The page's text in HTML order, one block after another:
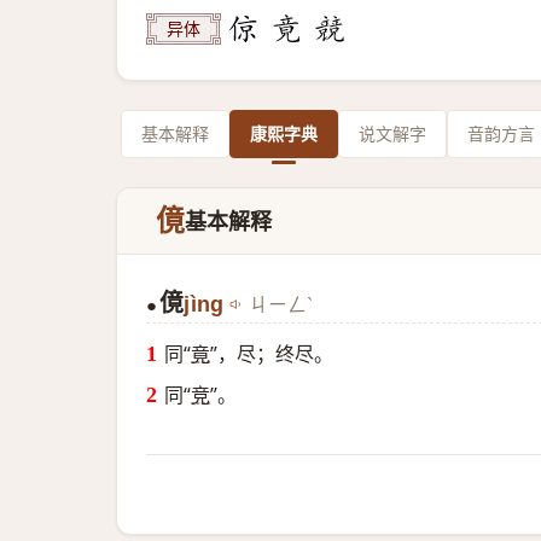
异体
基本解释 康熙字典 说文解字 音韵方言
傹基本解释
● 傹jìng ㄐㄧㄥˋ
同“竟”，尽；终尽。
同“竞”。